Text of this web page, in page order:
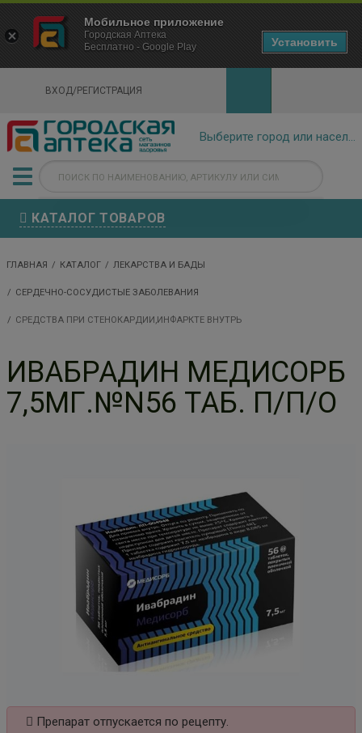
ВХОД/РЕГИСТРАЦИЯ
КАТАЛОГ ТОВАРОВ
ГЛАВНАЯ КАТАЛОГ ЛЕКАРСТВА И БАДЫ
СЕРДЕЧНО-СОСУДИСТЫЕ ЗАБОЛЕВАНИЯ
СРЕДСТВА ПРИ СТЕНОКАРДИИ,ИНФАРКТЕ ВНУТРЬ
ИВАБРАДИН МЕДИСОРБ
7,5МГ.№N56 ТАБ. П/П/О
Препарат отпускается по рецепту.
×
Городская Аптека Маркетплейс
- In Google Play
Мобильное приложение
Городская Аптека
Бесплатно - Google Play
Установить